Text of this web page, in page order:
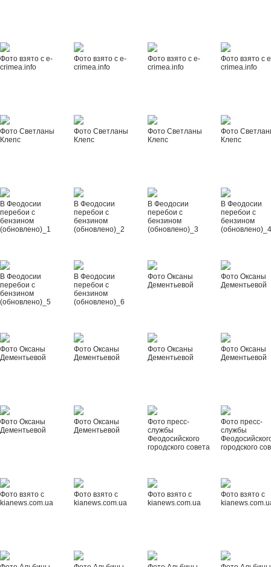
Фото взято с e-
crimea.info
Фото взято с e-
crimea.info
Фото взято с e-
crimea.info
Фото взято с
crimea.info
Фото Светланы
Клепс
Фото Светланы
Клепс
Фото Светланы
Клепс
Фото
Клепс
В Феодосии
перебои с
бензином
(обновлено)_1
В Феодосии
перебои с
бензином
(обновлено)_2
В Феодосии
перебои с
бензином
(обновлено)_3
В Феодосии
перебои с
бензином
В Феодосии
перебои с
бензином
(обновлено)_5
В Феодосии
перебои с
бензином
(обновлено)_6
Фото Оксаны
Дементьевой
Фото Оксаны
Дементьевой
Фото Оксаны
Дементьевой
Фото Оксаны
Дементьевой
Фото Оксаны
Дементьевой
Фото Оксаны
Дементьевой
Фото Оксаны
Дементьевой
Фото Оксаны
Дементьевой
Фото пресс-
службы
Феодосийского
городского совета
Фото пресс-
службы
городского
Фото взято с
kianews.com.ua
Фото взято с
kianews.com.ua
Фото взято с
kianews.com.ua
Фото взято с